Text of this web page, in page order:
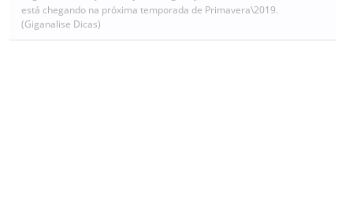
está chegando na próxima temporada de Primavera\2019.
(Giganalise Dicas)